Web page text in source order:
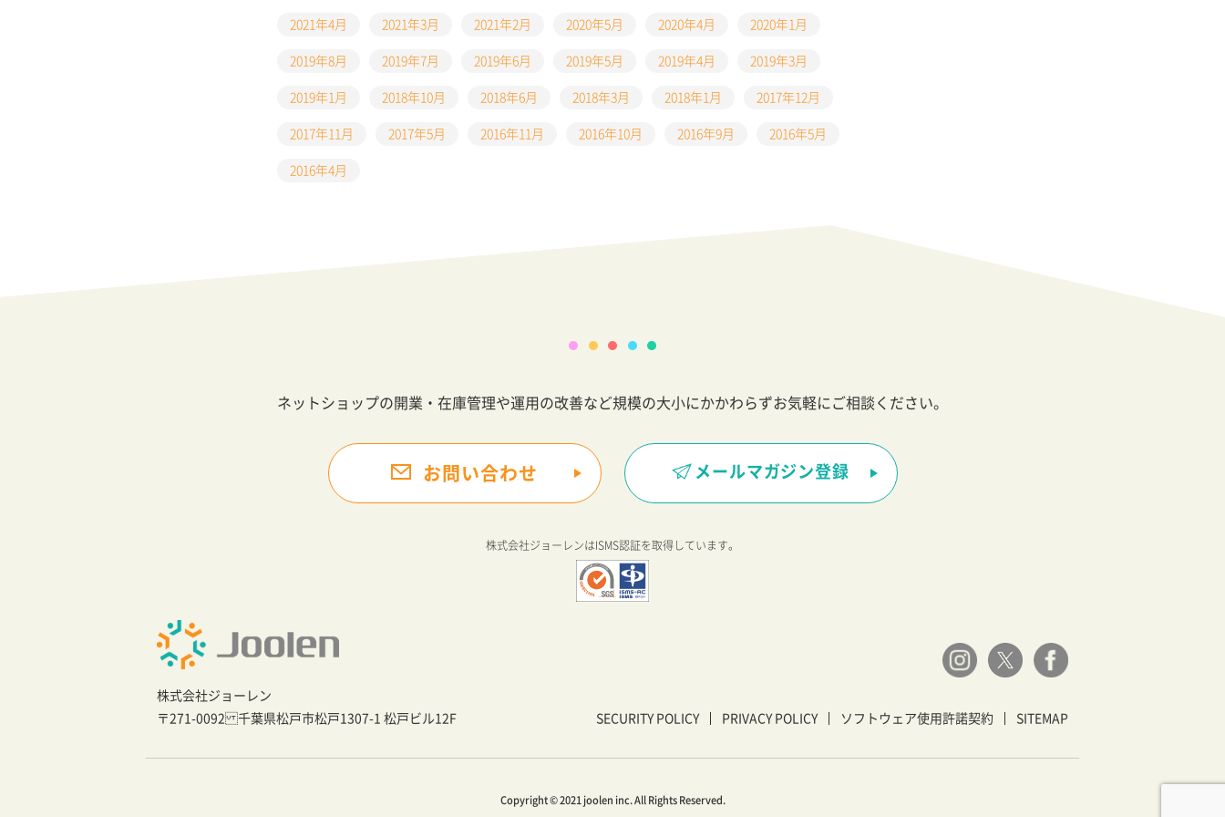
2021年4月 2021年3月 2021年2月 2020年5月 2020年4月 2020年1月
2019年8月 2019年7月 2019年6月 2019年5月 2019年4月 2019年3月
2019年1月 2018年10月 2018年6月 2018年3月 2018年1月 2017年12月
2017年11月 2017年5月 2016年11月 2016年10月 2016年9月 2016年5月
2016年4月
ネットショップの開業・在庫管理や運用の改善など規模の大小にかかわらずお気軽にご相談ください。
お問い合わせ メールマガジン登録
株式会社ジョーレンはISMS認証を取得しています。
株式会社ジョーレン
〒271-0092 千葉県松戸市松戸1307-1 松戸ビル12F
SECURITY POLICY PRIVACY POLICY ソフトウェア使用許諾契約 SITEMAP
Copyright © 2021 joolen inc. All Rights Reserved.